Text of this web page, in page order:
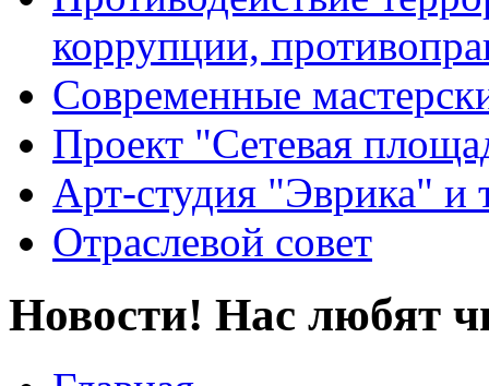
коррупции,
Современные
Проект "Сетевая
Арт-студия "Эврика" и
Отраслевой совет
Новости! Нас любят